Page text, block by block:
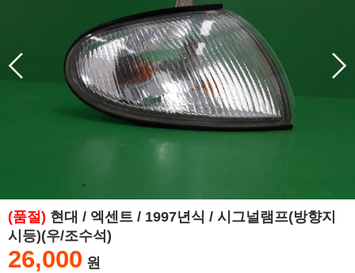
(품절) 현대 / 엑센트 / 1997년식 / 시그널램프(방향지
시등)(우/조수석)
26,000 원